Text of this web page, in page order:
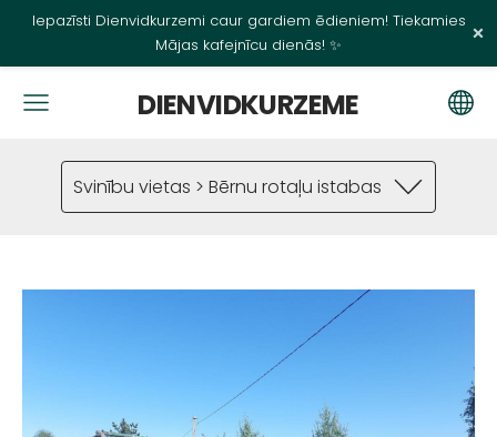
Iepazīsti Dienvidkurzemi caur gardiem ēdieniem! Tiekamies
Mājas kafejnīcu dienās! ✨
×
DIENVIDKURZEME
Svinību vietas > Bērnu rotaļu istabas